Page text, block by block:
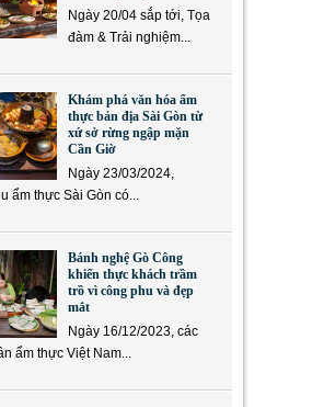
Ngày 20/04 sắp tới, Tọa
đàm & Trải nghiệm...
Khám phá văn hóa ẩm
thực bản địa Sài Gòn từ
xứ sở rừng ngập mặn
Cần Giờ
Ngày 23/03/2024,
ẩm thực Sài Gòn có...
Bánh nghệ Gò Công
khiến thực khách trầm
trồ vì công phu và đẹp
mắt
Ngày 16/12/2023, các
ẩm thực Việt Nam...